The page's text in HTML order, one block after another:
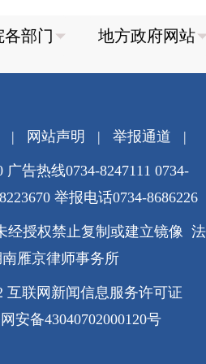
网站声明 | 举报通道 |
广告热线0734-8247111 0734-
举报电话0734-8686226
经授权禁止复制或建立镜像 法
雁京律师事务所
互联网新闻信息服务许可证
安备43040702000120号